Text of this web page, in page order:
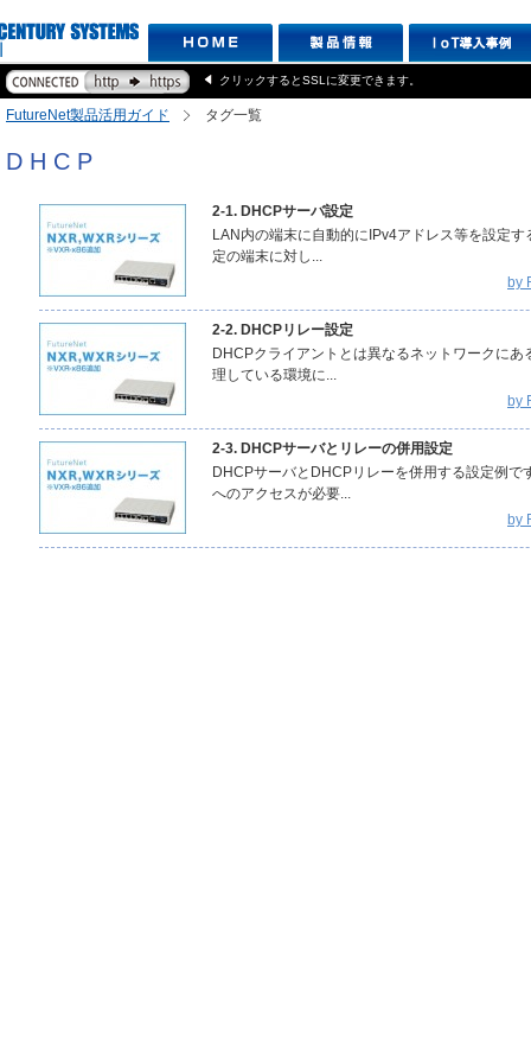
クリックするとSSLに変更できます。
FutureNet製品活用ガイド タグ一覧
DHCP
2-1. DHCPサーバ設定
LAN内の端末に自動的にIPv4アドレス等を設定
定の端末に対し...
by
2-2. DHCPリレー設定
DHCPクライアントとは異なるネットワークに
理している環境に...
by
2-3. DHCPサーバとリレーの併用設定
DHCPサーバとDHCPリレーを併用する設定例で
へのアクセスが必要...
by